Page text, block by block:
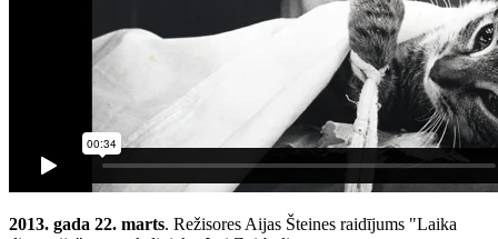
2013. gada 22. marts. Režisores Aijas Šteines raidījums "Laika